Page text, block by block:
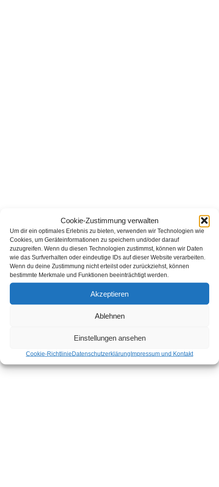
Cookie-Zustimmung verwalten
Um dir ein optimales Erlebnis zu bieten, verwenden wir Technologien wie
Cookies, um Geräteinformationen zu speichern und/oder darauf
zuzugreifen. Wenn du diesen Technologien zustimmst, können wir Daten
wie das Surfverhalten oder eindeutige IDs auf dieser Website verarbeiten.
Wenn du deine Zustimmung nicht erteilst oder zurückziehst, können
bestimmte Merkmale und Funktionen beeinträchtigt werden.
Akzeptieren
Ablehnen
Einstellungen ansehen
Cookie-RichtlinieDatenschutzerklärungImpressum und Kontakt